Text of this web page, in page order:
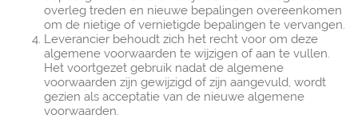
overleg treden en nieuwe bepalingen overeenkomen
om de nietige of vernietigde bepalingen te vervangen.
Leverancier behoudt zich het recht voor om deze
algemene voorwaarden te wijzigen of aan te vullen.
Het voortgezet gebruik nadat de algemene
voorwaarden zijn gewijzigd of zijn aangevuld, wordt
gezien als acceptatie van de nieuwe algemene
voorwaarden.